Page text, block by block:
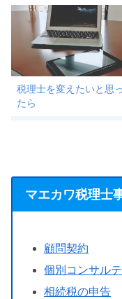
税理士を変えたいと思っ
たら
マエカワ税理士
顧問契約
個別コンサル
相続税の申告